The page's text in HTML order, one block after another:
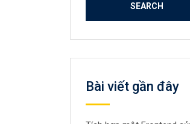
Bài viết gần đây